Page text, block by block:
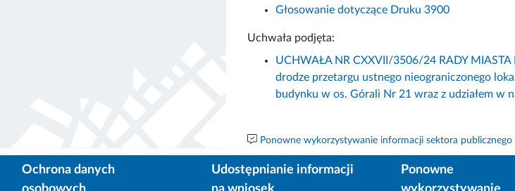
Głosowanie dotyczące Druku 3900
Uchwała podjęta:
UCHWAŁA NR CXXVII/3506/24 RADY
drodze przetargu ustnego nieograniczonego
budynku w os. Górali Nr 21 wraz z udziałem w
Ponowne wykorzystywanie informacji sektora publicznego
Ochrona danych
Udostępnianie informacji
Ponowne